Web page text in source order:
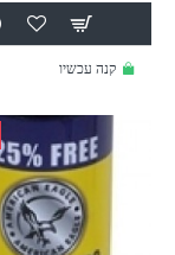
קנה עכשיו